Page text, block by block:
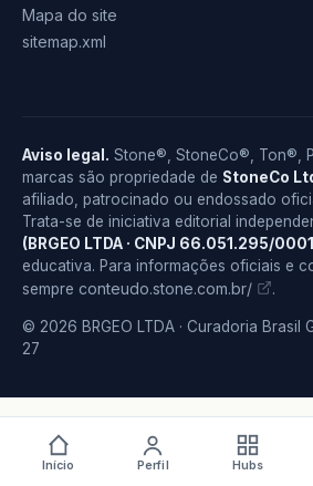
Mapa do site
sitemap.xml
Aviso legal. Stone®, StoneCo®, Ton®,
marcas são propriedade de StoneCo
afiliado, patrocinado ou endossado
Trata-se de iniciativa editorial
(BRGEO LTDA · CNPJ 66.051.295/
educativa. Para informações oficiais e
sempre conteudo.stone.com.br/ .
© 2026 BRGEO LTDA · Curadoria Brasil
27
Início Perfil Hubs